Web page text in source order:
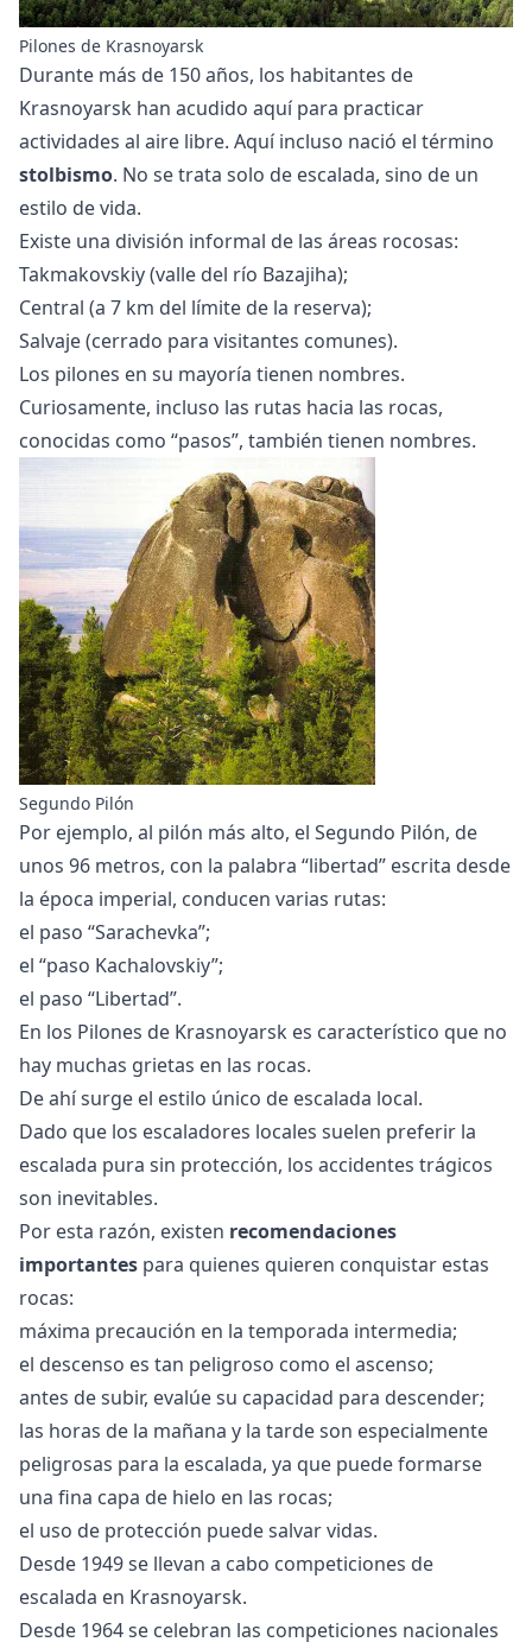
Pilones de Krasnoyarsk
Durante más de 150 años, los habitantes de
Krasnoyarsk han acudido aquí para practicar
actividades al aire libre. Aquí incluso nació el término
stolbismo. No se trata solo de escalada, sino de un
estilo de vida.
Existe una división informal de las áreas rocosas:
Takmakovskiy (valle del río Bazajiha);
Central (a 7 km del límite de la reserva);
Salvaje (cerrado para visitantes comunes).
Los pilones en su mayoría tienen nombres.
Curiosamente, incluso las rutas hacia las rocas,
conocidas como “pasos”, también tienen nombres.
Segundo Pilón
Por ejemplo, al pilón más alto, el Segundo Pilón, de
unos 96 metros, con la palabra “libertad” escrita desde
la época imperial, conducen varias rutas:
el paso “Sarachevka”;
el “paso Kachalovskiy”;
el paso “Libertad”.
En los Pilones de Krasnoyarsk es característico que no
hay muchas grietas en las rocas.
De ahí surge el estilo único de escalada local.
Dado que los escaladores locales suelen preferir la
escalada pura sin protección, los accidentes trágicos
son inevitables.
Por esta razón, existen recomendaciones
importantes para quienes quieren conquistar estas
rocas:
máxima precaución en la temporada intermedia;
el descenso es tan peligroso como el ascenso;
antes de subir, evalúe su capacidad para descender;
las horas de la mañana y la tarde son especialmente
peligrosas para la escalada, ya que puede formarse
una fina capa de hielo en las rocas;
el uso de protección puede salvar vidas.
Desde 1949 se llevan a cabo competiciones de
escalada en Krasnoyarsk.
Desde 1964 se celebran las competiciones nacionales